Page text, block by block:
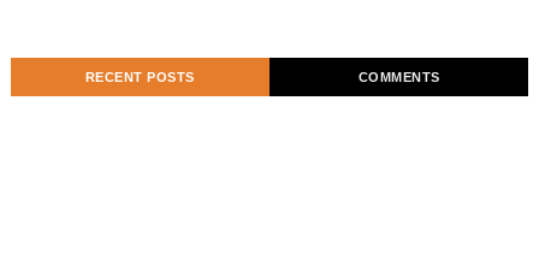
RECENT POSTS COMMENTS